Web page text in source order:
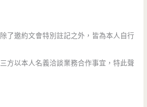
了邀約文會特別註記之外，皆為本人自行
方以本人名義洽談業務合作事宜，特此聲